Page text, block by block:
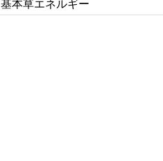
基本草エネルギー